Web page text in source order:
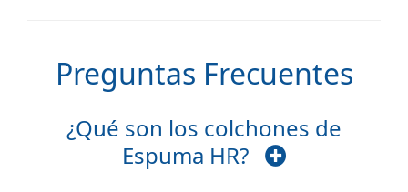
Preguntas Frecuentes
¿Qué son los colchones de
Espuma HR?